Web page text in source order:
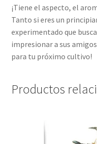
¡Tiene el aspecto, el
Tanto si eres un
experimentado que
impresionar a sus
para tu próximo cultivo!
Productos